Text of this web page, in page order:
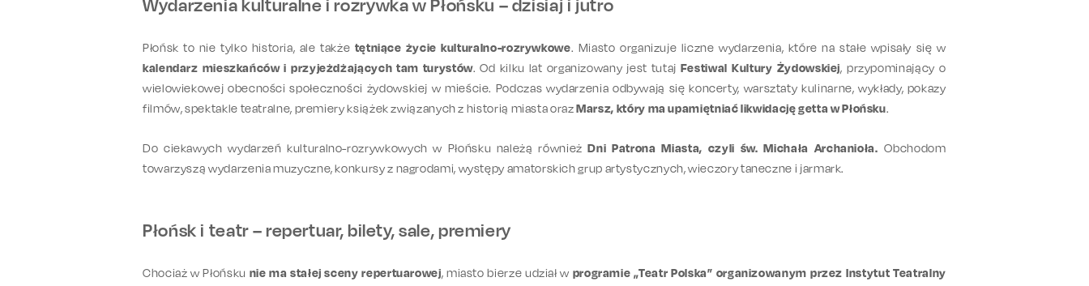
Wydarzenia kulturalne i rozrywka w Płońsku – dzisiaj i jutro
Płońsk to nie tylko historia, ale także tętniące życie kulturalno-rozrywkowe. Miasto organizuje liczne wydarzenia, które na stałe wpisały się w
kalendarz mieszkańców i przyjeżdżających tam turystów. Od kilku lat organizowany jest tutaj Festiwal Kultury Żydowskiej, przypominający o
wielowiekowej obecności społeczności żydowskiej w mieście. Podczas wydarzenia odbywają się koncerty, warsztaty kulinarne, wykłady, pokazy
filmów, spektakle teatralne, premiery książek związanych z historią miasta orazMarsz, który ma upamiętniać likwidację getta w Płońsku.
Do ciekawych wydarzeń kulturalno-rozrywkowych w Płońsku należą równieżDni Patrona Miasta, czyli św. Michała Archanioła.Obchodom
towarzyszą wydarzenia muzyczne, konkursy z nagrodami, występy amatorskich grup artystycznych, wieczory taneczne i jarmark.
Płońsk i teatr – repertuar, bilety, sale, premiery
Chociaż w Płońsku nie ma stałej sceny repertuarowej, miasto bierze udział w programie „Teatr Polska” organizowanym przez Instytut Teatralny